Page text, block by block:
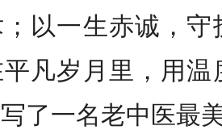
以一生赤诚，
凡岁月里，用
了一名老中医最